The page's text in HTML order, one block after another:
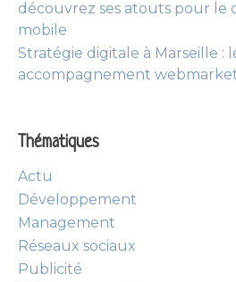
découvrez ses atouts pour le
mobile
Stratégie digitale à Marseille :
accompagnement
Thématiques
Actu
Développement
Management
Réseaux sociaux
Publicité